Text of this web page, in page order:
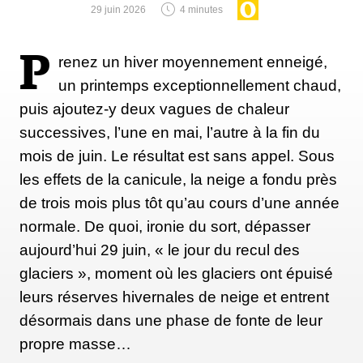
29 juin 2026 4 minutes
P renez un hiver moyennement enneigé,
un printemps exceptionnellement chaud,
puis ajoutez-y deux vagues de chaleur
successives, l’une en mai, l’autre à la fin du
mois de juin. Le résultat est sans appel. Sous
les effets de la canicule, la neige a fondu près
de trois mois plus tôt qu’au cours d’une année
normale. De quoi, ironie du sort, dépasser
aujourd’hui 29 juin, « le jour du recul des
glaciers », moment où les glaciers ont épuisé
leurs réserves hivernales de neige et entrent
désormais dans une phase de fonte de leur
propre masse…